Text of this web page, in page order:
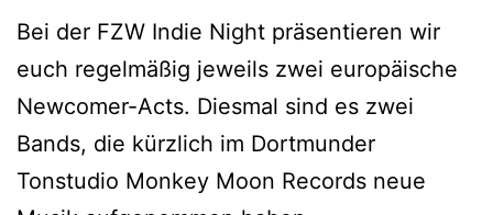
Bei der FZW Indie Night präsentieren wir
euch regelmäßig jeweils zwei europäische
Newcomer-Acts. Diesmal sind es zwei
Bands, die kürzlich im Dortmunder
Tonstudio Monkey Moon Records neue